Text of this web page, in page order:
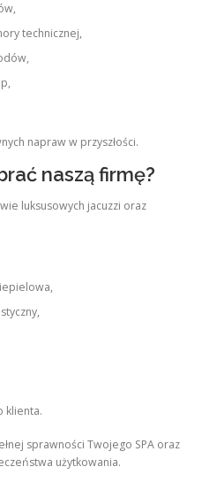
technicznej,
napraw w przyszłości.
naszą firmę?
luksusowych jacuzzi oraz
klienta.
sprawności Twojego SPA oraz
użytkowania.